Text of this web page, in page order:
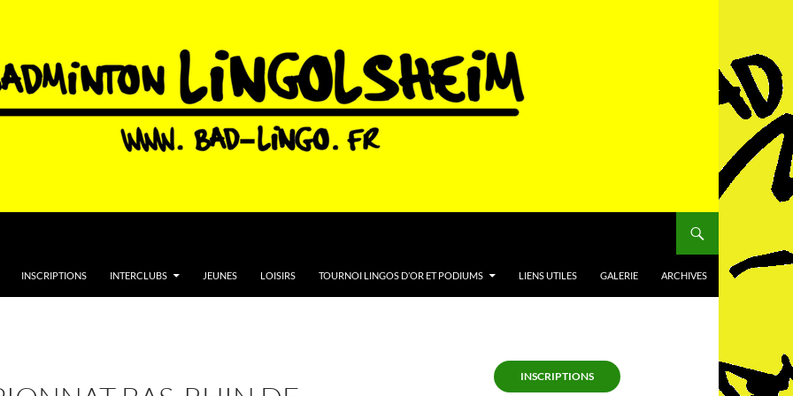
INSCRIPTIONS INTERCLUBS JEUNES LOISIRS TOURNOI LINGOS D’OR ET PODIUMS LIENS UTILES GALERIE ARCHIVES
INSCRIPTIONS